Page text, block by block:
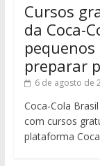
Cursos
da Coca-
preparar
6 de agosto de
Coca-Cola
com cursos
plataforma